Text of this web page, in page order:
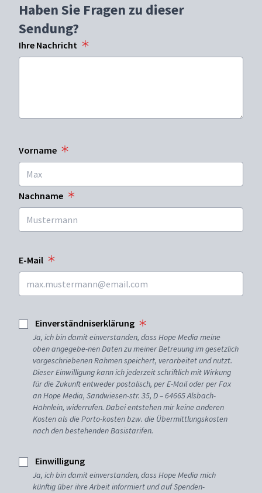
Haben Sie Fragen zu dieser
Sendung?
Ihre Nachricht
Vorname
Nachname
E-Mail
Einverständniserklärung
Ja, ich bin damit einverstanden, dass Hope Media meine
oben angegebe-nen Daten zu meiner Betreuung im gesetzlich
vorgeschriebenen Rahmen speichert, verarbeitet und nutzt.
Dieser Einwilligung kann ich jederzeit schriftlich mit Wirkung
für die Zukunft entweder postalisch, per E-Mail oder per Fax
an Hope Media, Sandwiesen-str. 35, D – 64665 Alsbach-
Hähnlein, widerrufen. Dabei entstehen mir keine anderen
Kosten als die Porto-kosten bzw. die Übermittlungskosten
nach den bestehenden Basistarifen.
Einwilligung
Ja, ich bin damit einverstanden, dass Hope Media mich
künftig über ihre Arbeit informiert und auf Spenden-